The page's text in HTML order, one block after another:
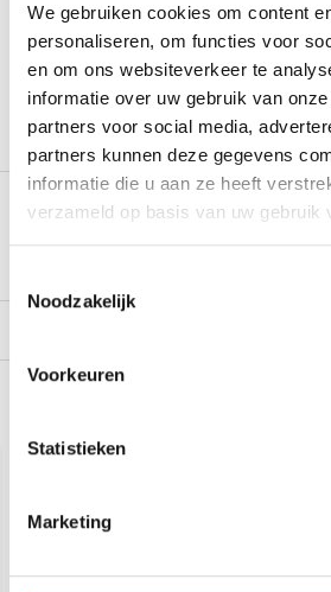
We gebruiken cookies om content
personaliseren, om functies voor
en om ons websiteverkeer te
informatie over uw gebruik van
partners voor social media,
partners kunnen deze gegevens
informatie die u aan ze heeft
verzameld op basis van uw gebruik
Noodzakelijk
Voorkeuren
Statistieken
Marketing
Heb je een vraag over dit
Stel je vraag in de Chat voor een snel
Stel je vraag
Groot
Klik hier om een offerte aan